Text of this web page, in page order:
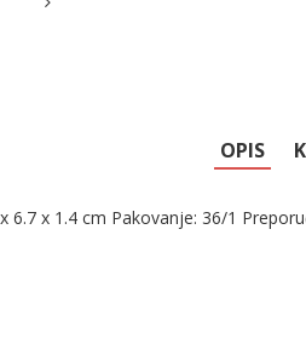
OPIS
6.7 x 1.4 cm Pakovanje: 36/1